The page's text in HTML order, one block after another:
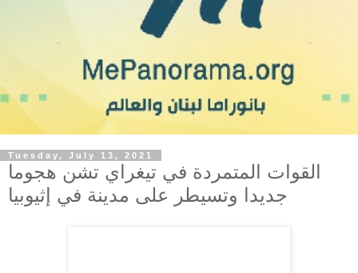
Tuesday, July 13, 2021
القوات المتمردة في تيغراي تشن هجوما
جديدا وتسيطر على مدينة في إثيوبيا